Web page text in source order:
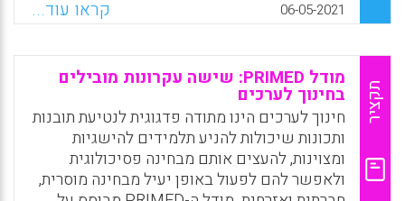
רובם של התלמידים רואים בתנ"ך ספר חשוב
וייחודי, בעל מסרים ערכיים ותרבותיים רלוונטיים.
עם זאת, רבים מהם מפנים ביקורת חריפה כלפי
שיעורי התנ"ך בבית הספר. הם מבקשים לשנות
את מהותם של שיעורי התנ"ך, כך שיכללו סוגיות
חברתיות, סביבתיות, מעוררות חשיבה ורלוונטיות
לחייהם. התלמידים מעוניינים בהוראה
פלורליסטית ובדרכי למידה פעילות וחווייתיות
המעודדות חשיבה מסדר גבוה.
06-05-2021 קראו עוד...
תקציר
מודל PRIMED: שישה עקרונות מובילים
בחינוך לערכים
חינוך לערכים הינו מתודה פדגוגית לנטיעת תובנות
ותכונות שיכולות להניע תלמידים להישגיות
ומצוינות, להעצים אותם מבחינה פסיכולוגית
ולאפשר להם לפעול באופן יעיל מבחינה מוסרית,